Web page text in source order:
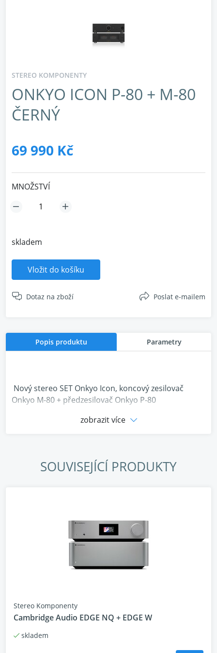
STEREO KOMPONENTY
ONKYO ICON P-80 + M-80
ČERNÝ
69 990 Kč
MNOŽSTVÍ
skladem
Vložit do košíku
Dotaz na zboží Poslat e-mailem
Popis produktu Parametry
Nový stereo SET Onkyo Icon, koncový zesilovač
Onkyo M-80 + předzesilovač Onkyo P-80
Onkyo M-80
• Výkonový zesilovač s výkonem 200 W při 4 ohmech
a 130 W při 8 ohmech
• Třístupňový invertovaný Darlingtonův obvod třídy
• Robustní třídílné hliníkové šasi s 5mm předním
panelem
• Vysoce kvalitní komponenty s tichým provozem bez
zobrazit více
SOUVISEJÍCÍ PRODUKTY
Stereo Komponenty
Cambridge Audio EDGE NQ + EDGE W
skladem